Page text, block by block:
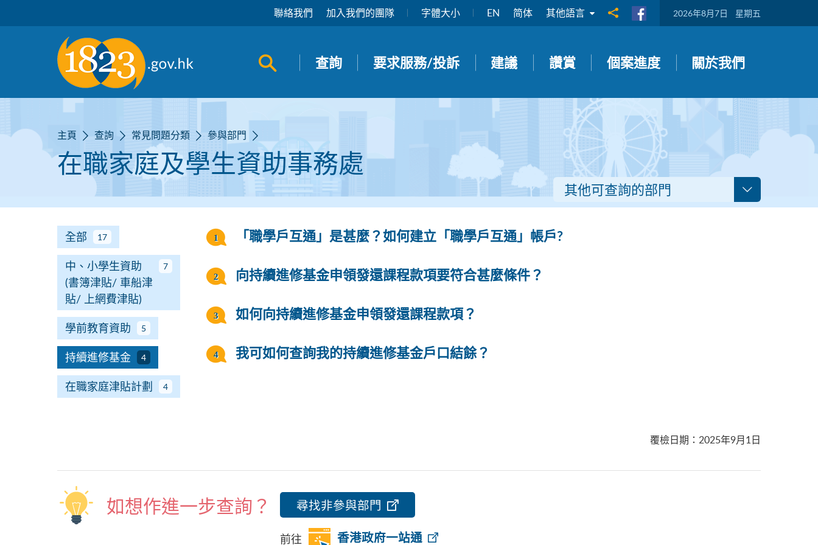
聯絡我們 加入我們的團隊 字體大小 EN 简体 其他語言 分享到 2026年8月7日 星期五
開啟搜尋面板
查詢 要求服務/投訴 建議 讚賞 個案進度 關於我們
主頁 查詢 常見問題分類 參與部門
在職家庭及學生資助事務處
其他可查詢的部門
全部 17
中、小學生資助
(書簿津貼/ 車船津
貼/ 上網費津貼)
7
學前教育資助 5
持續進修基金 4
在職家庭津貼計劃 4
「職學戶互通」是甚麼？如何建立「職學戶互通」帳戶?
向持續進修基金申領發還課程款項要符合甚麼條件？
如何向持續進修基金申領發還課程款項？
我可如何查詢我的持續進修基金戶口結餘？
覆檢日期 ： 2025年9月1日
如想作進一步查詢？ 尋找非參與部門
前往 香港政府一站通